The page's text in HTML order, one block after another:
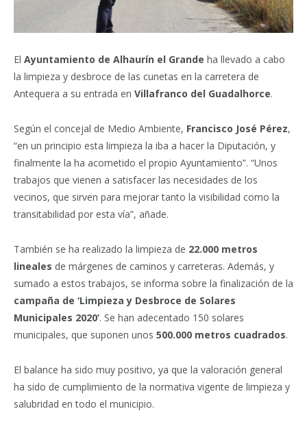
El Ayuntamiento de Alhaurín el Grande ha llevado a cabo
la limpieza y desbroce de las cunetas en la carretera de
Antequera a su entrada en Villafranco del Guadalhorce.
Según el concejal de Medio Ambiente, Francisco José Pérez,
“en un principio esta limpieza la iba a hacer la Diputación, y
finalmente la ha acometido el propio Ayuntamiento”. “Unos
trabajos que vienen a satisfacer las necesidades de los
vecinos, que sirven para mejorar tanto la visibilidad como la
transitabilidad por esta vía”, añade.
También se ha realizado la limpieza de 22.000 metros
lineales de márgenes de caminos y carreteras. Además, y
sumado a estos trabajos, se informa sobre la finalización de la
campaña de ‘Limpieza y Desbroce de Solares
Municipales 2020’. Se han adecentado 150 solares
municipales, que suponen unos 500.000 metros cuadrados.
El balance ha sido muy positivo, ya que la valoración general
ha sido de cumplimiento de la normativa vigente de limpieza y
salubridad en todo el municipio.